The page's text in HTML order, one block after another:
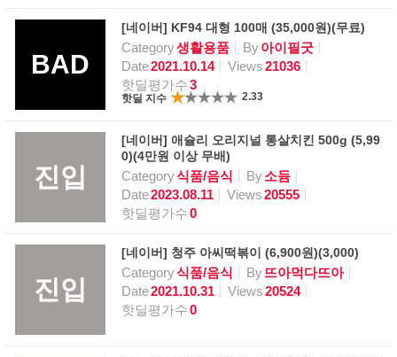
BAD
[네이버] KF94 대형 100매 (35,000원)(무료)
Category생활용품 By아이필굿
Date2021.10.14 Views21036
핫딜평가수3
핫딜 지수 2.33
진입
[네이버] 애슐리 오리지널 통살치킨 500g (5,99
0)(4만원 이상 무배)
Category식품/음식 By소듐
Date2023.08.11 Views20555
핫딜평가수0
진입
[네이버] 청주 아씨떡볶이 (6,900원)(3,000)
Category식품/음식 By뜨아먹다뜨아
Date2021.10.31 Views20524
핫딜평가수0